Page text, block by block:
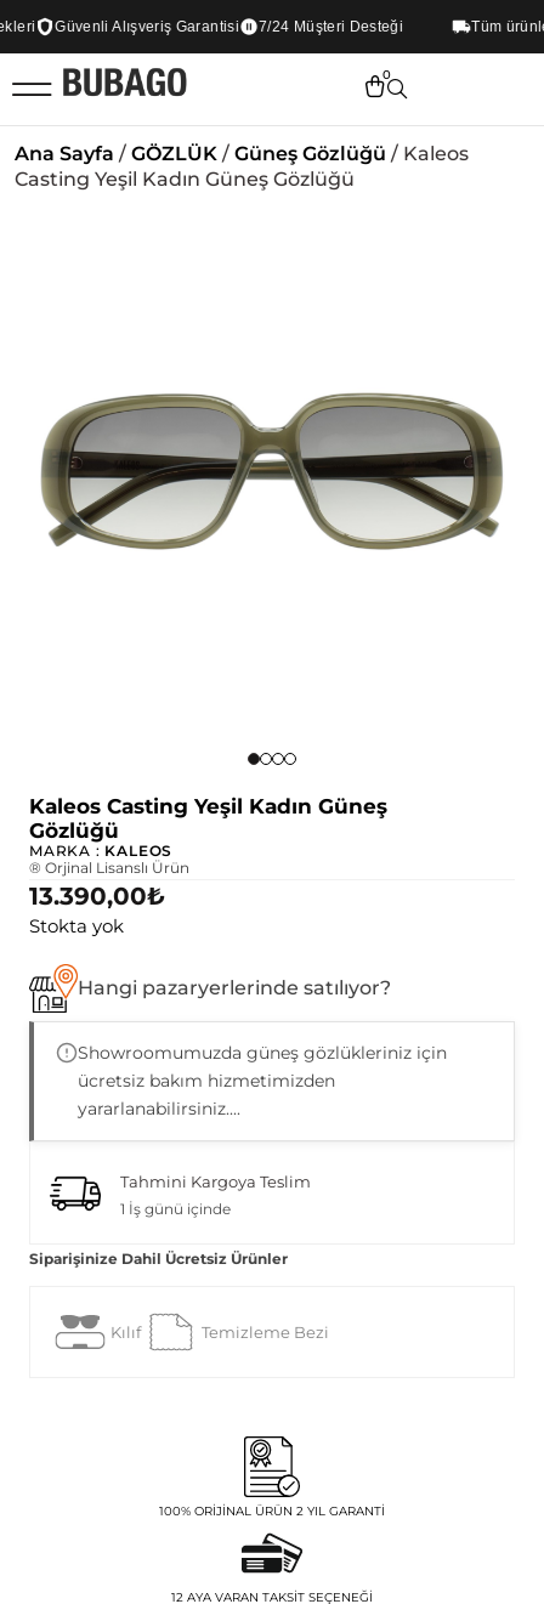
Güvenli Alışveriş Garantisi 7/24 Müşteri Desteği Tüm
0
Ana Sayfa / GÖZLÜK / Güneş Gözlüğü / Kaleos
Casting Yeşil Kadın Güneş Gözlüğü
Kaleos Casting Yeşil Kadın Güneş
Gözlüğü
MARKA : KALEOS
® Orjinal Lisanslı Ürün
13.390,00₺
Stokta yok
Hangi pazaryerlerinde satılıyor?
Showroomumuzda güneş gözlükleriniz için
ücretsiz bakım hizmetimizden
yararlanabilirsiniz....
Tahmini Kargoya Teslim
1 İş günü içinde
Siparişinize Dahil Ücretsiz Ürünler
Kılıf Temizleme Bezi
100% ORIJINAL ÜRÜN 2 YIL GARANTI
12 AYA VARAN TAKSIT SEÇENEĞI